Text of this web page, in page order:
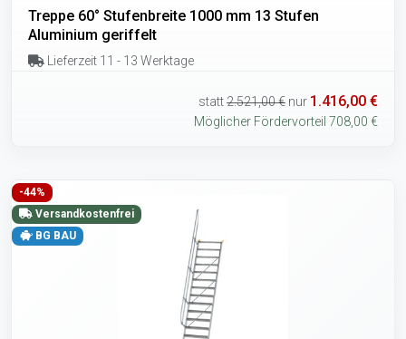
Treppe 60° Stufenbreite 1000 mm 13 Stufen
Aluminium geriffelt
Lieferzeit 11 - 13 Werktage
statt2.521,00 € nur 1.416,00 €
Möglicher Fördervorteil 708,00 €
-44%
Versandkostenfrei
BG BAU